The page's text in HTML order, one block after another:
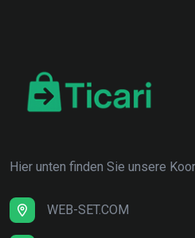
Hier unten finden Sie unsere
WEB-SET.COM